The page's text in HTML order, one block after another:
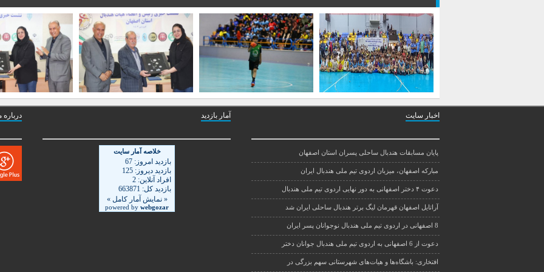
اخبار سایت
پایان مسابقات هندبال ساحلی پسران استان اصفهان
مبارکه اصفهان، میزبان اردوی تیم ملی هندبال ایران
دعوت ۴ دختر اصفهانی به دور نهایی اردوی تیم ملی هندبال
آراتایل اصفهان قهرمان لیگ برتر هندبال ساحلی ایران شد
8 اصفهانی در اردوی تیم ملی هندبال نوجوانان پسر ایران
دعوت از 6 اصفهانی به اردوی تیم ملی هندبال جوانان دختر
افتخاری: باشگاه‌ها و هیات‌های شهرستانی سهم بزرگی در
آمار بازدید درباره